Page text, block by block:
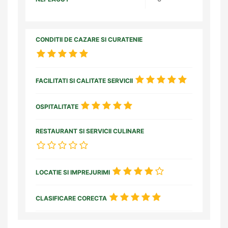
CONDITII DE CAZARE SI CURATENIE
FACILITATI SI CALITATE SERVICII
OSPITALITATE
RESTAURANT SI SERVICII CULINARE
LOCATIE SI IMPREJURIMI
CLASIFICARE CORECTA